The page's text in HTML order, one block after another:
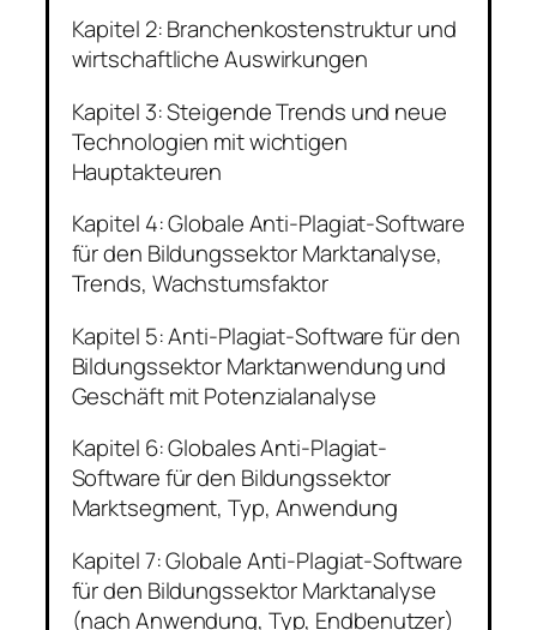
Kapitel 2: Branchenkostenstruktur und
wirtschaftliche Auswirkungen
Kapitel 3: Steigende Trends und neue
Technologien mit wichtigen
Hauptakteuren
Kapitel 4: Globale Anti-Plagiat-Software
für den Bildungssektor Marktanalyse,
Trends, Wachstumsfaktor
Kapitel 5: Anti-Plagiat-Software für den
Bildungssektor Marktanwendung und
Geschäft mit Potenzialanalyse
Kapitel 6: Globales Anti-Plagiat-
Software für den Bildungssektor
Marktsegment, Typ, Anwendung
Kapitel 7: Globale Anti-Plagiat-Software
für den Bildungssektor Marktanalyse
(nach Anwendung, Typ, Endbenutzer)